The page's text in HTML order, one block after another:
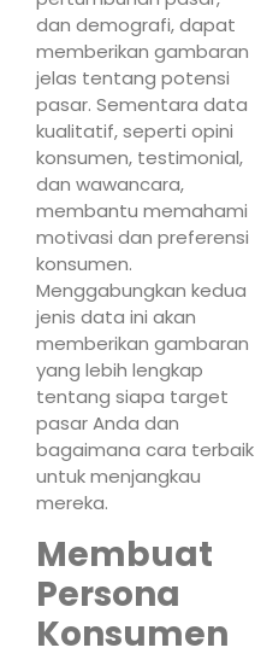
dan demografi, dapat
memberikan gambaran
jelas tentang potensi
pasar. Sementara data
kualitatif, seperti opini
konsumen, testimonial,
dan wawancara,
membantu memahami
motivasi dan preferensi
konsumen.
Menggabungkan kedua
jenis data ini akan
memberikan gambaran
yang lebih lengkap
tentang siapa target
pasar Anda dan
bagaimana cara terbaik
untuk menjangkau
mereka.
Membuat
Persona
Konsumen